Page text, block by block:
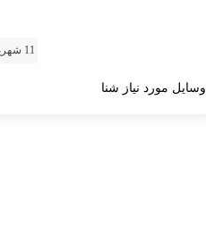
11 شهریور 1403
وسایل مورد نیاز شنا